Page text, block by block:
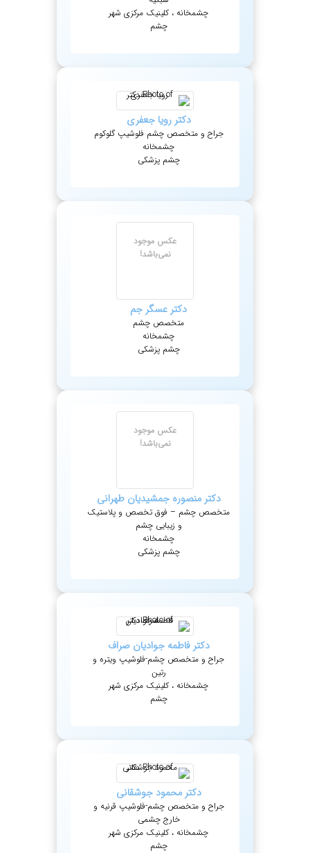
چشمخانه ، کلینیک مرکزی شهر
چشم
دکتررویا جعفری
جراح و متخصص چشم فلوشیپ گلوکوم
چشمخانه
چشم پزشکی
عکس موجود
نمی‌باشد!
دکترعسگرجم
متخصص چشم
چشمخانه
چشم پزشکی
عکس موجود
نمی‌باشد!
دکترمنصوره جمشیدیان طهرانی
متخصص چشم – فوق تخصص و پلاستیک
و زیبایی چشم
چشمخانه
چشم پزشکی
دکترفاطمه جوادیان صراف
جراح و متخصص چشم-فلوشیپ ویتره و
رتین
چشمخانه ، کلینیک مرکزی شهر
چشم
دکترمحمود جوشقانی
جراح و متخصص چشم-فلوشیپ قرنیه و
خارج چشمی
چشمخانه ، کلینیک مرکزی شهر
چشم